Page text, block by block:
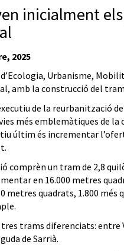
inicialment
2025
Urbanisme,
amb la construcció del
de la reurbanització
vies més emblemàtiques de
últim és incrementar
comprèn un tram de 2,8
en 16.000 metres
metres quadrats, 1.800
tres trams diferenciats: entre
de Sarrià.